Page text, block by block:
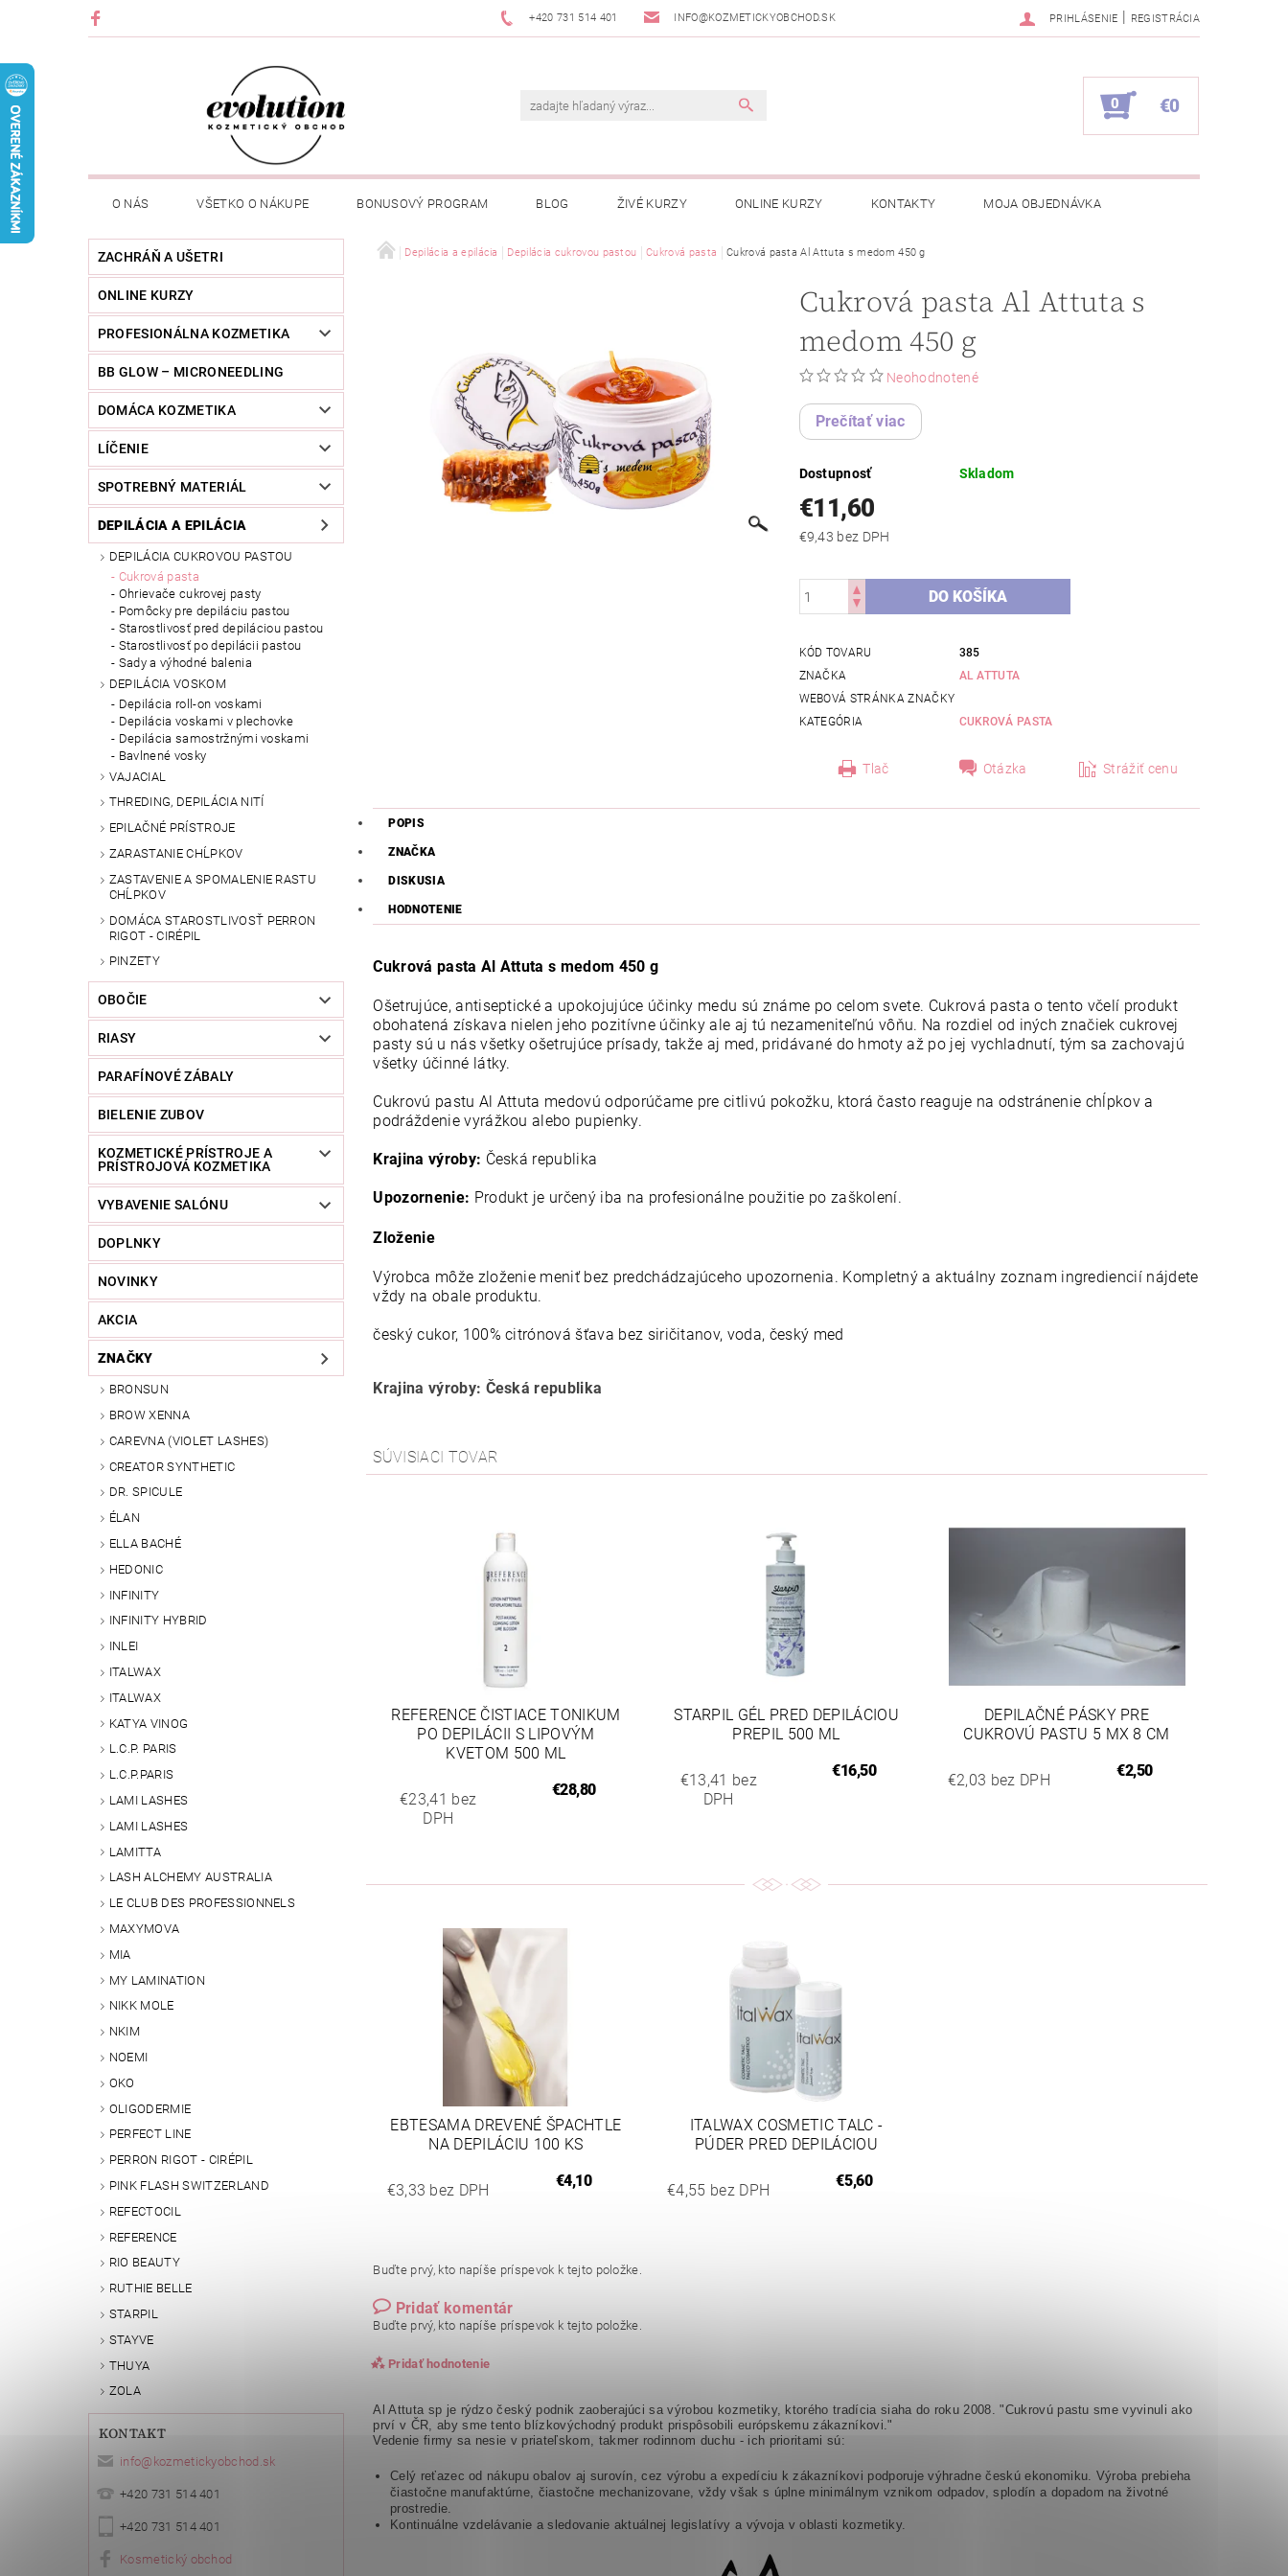
+420 731 514 401 INFO@KOZMETICKYOBCHOD.SK PRIHLÁSENIE | REGISTRÁCIA
0 €0
O NÁS VŠETKO O NÁKUPE BONUSOVÝ PROGRAM BLOG ŽIVÉ KURZY ONLINE KURZY KONTAKTY MOJA OBJEDNÁVKA
ZACHRÁŇ A UŠETRI
ONLINE KURZY
PROFESIONÁLNA KOZMETIKA
BB GLOW – MICRONEEDLING
DOMÁCA KOZMETIKA
LÍČENIE
SPOTREBNÝ MATERIÁL
DEPILÁCIA A EPILÁCIA
DEPILÁCIA CUKROVOU PASTOU
Cukrová pasta
Ohrievače cukrovej pasty
Pomôcky pre depiláciu pastou
Starostlivosť pred depiláciou pastou
Starostlivosť po depilácii pastou
Sady a výhodné balenia
DEPILÁCIA VOSKOM
Depilácia roll-on voskami
Depilácia voskami v plechovke
Depilácia samostržnými voskami
Bavlnené vosky
VAJACIAL
THREDING, DEPILÁCIA NITÍ
EPILAČNÉ PRÍSTROJE
ZARASTANIE CHĹPKOV
ZASTAVENIE A SPOMALENIE RASTU
CHĹPKOV
DOMÁCA STAROSTLIVOSŤ PERRON
RIGOT - CIRÉPIL
PINZETY
OBOČIE
RIASY
PARAFÍNOVÉ ZÁBALY
BIELENIE ZUBOV
KOZMETICKÉ PRÍSTROJE A
PRÍSTROJOVÁ KOZMETIKA
VYBAVENIE SALÓNU
DOPLNKY
NOVINKY
AKCIA
ZNAČKY
BRONSUN
BROW XENNA
CAREVNA (VIOLET LASHES)
CREATOR SYNTHETIC
DR. SPICULE
ÉLAN
ELLA BACHÉ
HEDONIC
INFINITY
INFINITY HYBRID
INLEI
ITALWAX
ITALWAX
KATYA VINOG
L.C.P. PARIS
L.C.P.PARIS
LAMI LASHES
LAMI LASHES
LAMITTA
LASH ALCHEMY AUSTRALIA
LE CLUB DES PROFESSIONNELS
MAXYMOVA
MIA
MY LAMINATION
NIKK MOLE
NKIM
NOEMI
OKO
OLIGODERMIE
PERFECT LINE
PERRON RIGOT - CIRÉPIL
PINK FLASH SWITZERLAND
REFECTOCIL
REFERENCE
RIO BEAUTY
RUTHIE BELLE
STARPIL
STAYVE
THUYA
ZOLA
KONTAKT
info@ kozmetickyobchod.sk
+420 731 514 401
+420 731 514 401
Kosmetický obchod
Depilácia a epilácia Depilácia cukrovou pastou Cukrová pasta Cukrová pasta Al Attuta s medom 450 g
Cukrová pasta Al Attuta s
medom 450 g
Neohodnotené
Prečítať viac
Dostupnosť Skladom
€11,60
€9,43 bez DPH
KÓD TOVARU
385
ZNAČKA
AL ATTUTA
WEBOVÁ STRÁNKA ZNAČKY
KATEGÓRIA
CUKROVÁ PASTA
Tlač Otázka Strážiť cenu
POPIS
ZNAČKA
DISKUSIA
HODNOTENIE
Cukrová pasta Al Attuta s medom 450 g
Ošetrujúce, antiseptické a upokojujúce účinky medu sú známe po celom svete. Cukrová pasta o tento včelí produkt
obohatená získava nielen jeho pozitívne účinky ale aj tú nezameniteľnú vôňu. Na rozdiel od iných značiek cukrovej
pasty sú u nás všetky ošetrujúce prísady, takže aj med, pridávané do hmoty až po jej vychladnutí, tým sa zachovajú
všetky účinné látky.
Cukrovú pastu Al Attuta medovú odporúčame pre citlivú pokožku, ktorá často reaguje na odstránenie chĺpkov a
podráždenie vyrážkou alebo pupienky.
Krajina výroby: Česká republika
Upozornenie: Produkt je určený iba na profesionálne použitie po zaškolení.
Zloženie
Výrobca môže zloženie meniť bez predchádzajúceho upozornenia. Kompletný a aktuálny zoznam ingrediencií nájdete
vždy na obale produktu.
český cukor, 100% citrónová šťava bez siričitanov, voda, český med
Krajina výroby: Česká republika
SÚVISIACI TOVAR
REFERENCE ČISTIACE TONIKUM
PO DEPILÁCII S LIPOVÝM
KVETOM 500 ML
€23,41 bez
DPH
€28,80
STARPIL GÉL PRED DEPILÁCIOU
PREPIL 500 ML
€13,41 bez
DPH
€16,50
DEPILAČNÉ PÁSKY PRE
CUKROVÚ PASTU 5 MX 8 CM
€2,03 bez DPH
€2,50
EBTESAMA DREVENÉ ŠPACHTLE
NA DEPILÁCIU 100 KS
€3,33 bez DPH
€4,10
ITALWAX COSMETIC TALC -
PÚDER PRED DEPILÁCIOU
€4,55 bez DPH
€5,60
Buďte prvý, kto napíše príspevok k tejto položke.
Pridať komentár
Buďte prvý, kto napíše príspevok k tejto položke.
Pridať hodnotenie
Al Attuta sp je rýdzo český podnik zaoberajúci sa výrobou kozmetiky, ktorého tradícia siaha do roku 2008. "Cukrovú pastu sme vyvinuli ako
prví v ČR, aby sme tento blízkovýchodný produkt prispôsobili európskemu zákazníkovi."
Vedenie firmy sa nesie v priateľskom, takmer rodinnom duchu - ich prioritami sú:
Celý reťazec od nákupu obalov aj surovín, cez výrobu a expedíciu k zákazníkovi podporuje výhradne českú ekonomiku. Výroba prebieha
čiastočne manufaktúrne, čiastočne mechanizovane, vždy však s úplne minimálnym vznikom odpadov, splodín a dopadom na životné
prostredie.
Kontinuálne vzdelávanie a sledovanie aktuálnej legislatívy a vývoja v oblasti kozmetiky.